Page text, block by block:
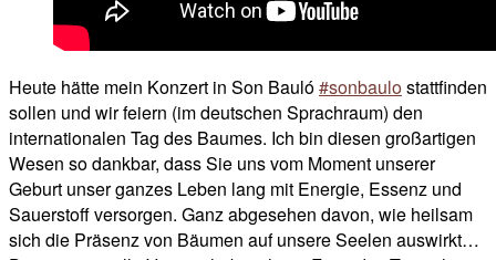
Heute hätte mein Konzert in Son Bauló#sonbaulostattfinden
sollen und wir feiern (im deutschen Sprachraum) den
internationalen Tag des Baumes. Ich bin diesen großartigen
Wesen so dankbar, dass Sie uns vom Moment unserer
Geburt unser ganzes Leben lang mit Energie, Essenz und
Sauerstoff versorgen. Ganz abgesehen davon, wie heilsam
sich die Präsenz von Bäumen auf unsere Seelen auswirkt…